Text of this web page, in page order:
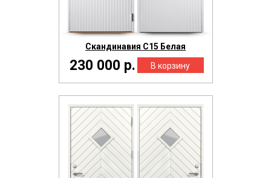
Скандинавия С15 Белая
230 000 р.